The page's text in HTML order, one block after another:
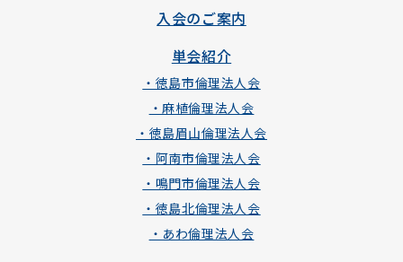
入会のご案内
単会紹介
・徳島市倫理法人会
・麻植倫理法人会
・徳島眉山倫理法人会
・阿南市倫理法人会
・鳴門市倫理法人会
・徳島北倫理法人会
・あわ倫理法人会